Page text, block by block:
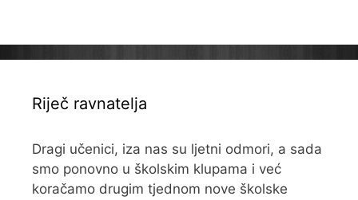
Riječ ravnatelja
Dragi učenici, iza nas su ljetni odmori, a sada
smo ponovno u školskim klupama i već
koračamo drugim tjednom nove školske